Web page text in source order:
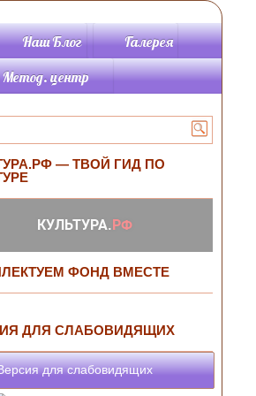
Наш Блог
Галерея
Метод. центр
материалы
Памятки метод.от.
Планируется
провести
библиографический
пособия
— ТВОЙ ГИД ПО
ФОНД ВМЕСТЕ
ДЛЯ СЛАБОВИДЯЩИХ
для слабовидящих